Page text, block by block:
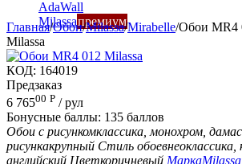
AdaWall
Milassaпремиум
Главная/Обои/Milassa/Mirabelle/Обои MR4
Milassa
КОД: 164019
Предзаказ
6 76500 Р / рул
Бонусные баллы: 135 баллов
Обои с рисункомклассика, монохром,
рисункакрупный Стиль обоевнеоклассика,
английский Цветкоричневый МаркаMilassa